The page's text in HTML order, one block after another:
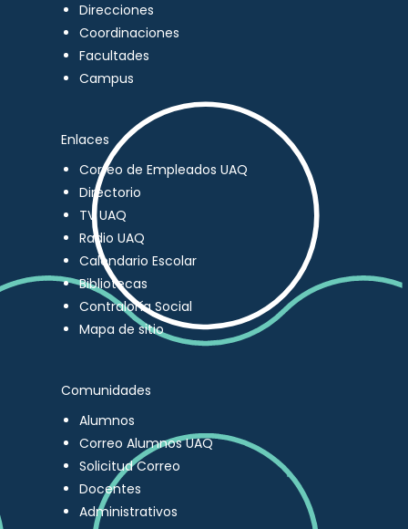
Direcciones
Coordinaciones
Facultades
Campus
Enlaces
Correo de Empleados UAQ
Directorio
TV UAQ
Radio UAQ
Calendario Escolar
Bibliotecas
Contraloría Social
Mapa de sitio
Comunidades
Alumnos
Correo Alumnos UAQ
Solicitud Correo
Docentes
Administrativos